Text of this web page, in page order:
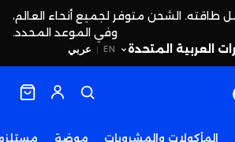
طاقته. الشحن متوفر لجميع أنحاء العالم،
وفي الموعد المحدد.
EN
| عربي العربية المتحدة
المأكولات والمشروبات موضة